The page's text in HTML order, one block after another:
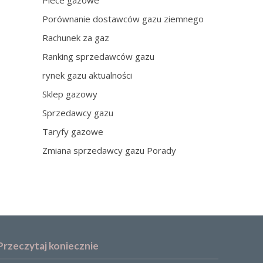
Porównanie dostawców gazu ziemnego
Rachunek za gaz
Ranking sprzedawców gazu
rynek gazu aktualności
Sklep gazowy
Sprzedawcy gazu
Taryfy gazowe
Zmiana sprzedawcy gazu Porady
koniecznie